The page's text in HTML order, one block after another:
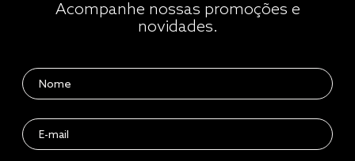
Acompanhe nossas promoções e
novidades.